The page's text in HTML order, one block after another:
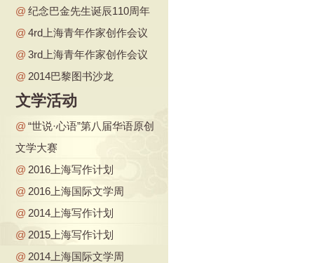
@ 纪念巴金先生诞辰110周年
@ 4rd上海青年作家创作会议
@ 3rd上海青年作家创作会议
@ 2014巴黎图书沙龙
文学活动
@ “世说·心语”第八届华语原创
文学大赛
@ 2016上海写作计划
@ 2016上海国际文学周
@ 2014上海写作计划
@ 2015上海写作计划
@ 2014上海国际文学周